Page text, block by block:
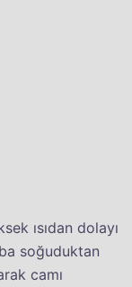
ısıdan dolayı
soğuduktan
camı